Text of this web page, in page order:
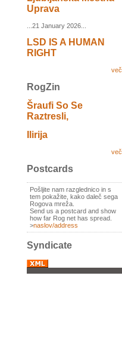
Uprava
...21 January 2026...
LSD IS A HUMAN
RIGHT
več
RogZin
Šraufi So Se
Raztresli,
Ilirija
več
Postcards
Pošljite nam razglednico in s
tem pokažite, kako daleč sega
Rogova mreža.
Send us a postcard and show
how far Rog net has spread.
>naslov/address
Syndicate